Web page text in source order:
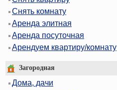
Снять комнату
Аренда элитная
Аренда посуточная
Арендуем квартиру/комнату
Загородная
Дома, дачи